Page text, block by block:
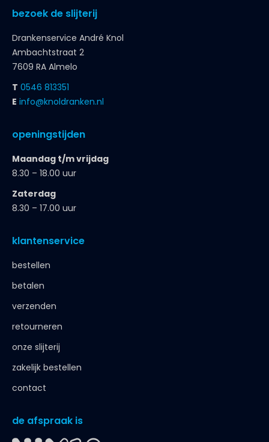
bezoek de slijterij
Drankenservice André Knol
Ambachtstraat 2
7609 RA Almelo
T 0546 813351
E info@knoldranken.nl
openingstijden
Maandag t/m vrijdag
8.30 – 18.00 uur
Zaterdag
8.30 – 17.00 uur
klantenservice
bestellen
betalen
verzenden
retourneren
onze slijterij
zakelijk bestellen
contact
de afspraak is